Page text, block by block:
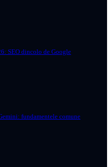
SEO dincolo de Google
fundamentele comune